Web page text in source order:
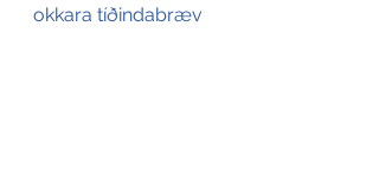
okkara tíðindabræv